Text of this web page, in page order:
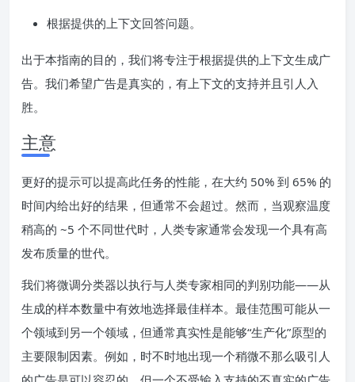
根据提供的上下文回答问题。
出于本指南的目的，我们将专注于根据提供的上下文生成广
告。我们希望广告是真实的，有上下文的支持并且引人入
胜。
主意
更好的提示可以提高此任务的性能，在大约 50% 到 65% 的
时间内给出好的结果，但通常不会超过。然而，当观察温度
稍高的 ~5 个不同世代时，人类专家通常会发现一个具有高
发布质量的世代。
我们将微调分类器以执行与人类专家相同的判别功能——从
生成的样本数量中有效地选择最佳样本。最佳范围可能从一
个领域到另一个领域，但通常真实性是能够“生产化”原型的
主要限制因素。例如，时不时地出现一个稍微不那么吸引人